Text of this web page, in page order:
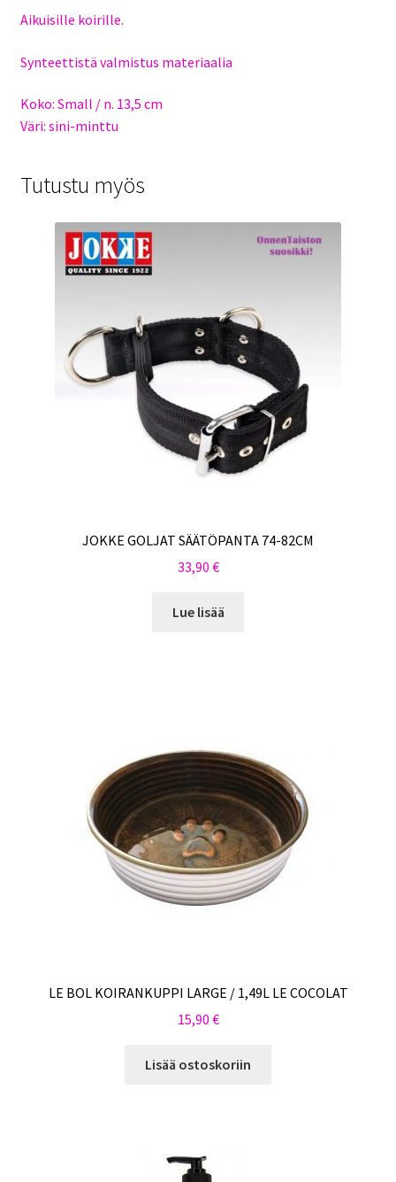
Aikuisille koirille.
Synteettistä valmistus materiaalia
Koko: Small / n. 13,5 cm
Väri: sini-minttu
Tutustu myös
JOKKE GOLJAT SÄÄTÖPANTA 74-82CM
33,90 €
Lue lisää
LE BOL KOIRANKUPPI LARGE / 1,49L LE COCOLAT
15,90 €
Lisää ostoskoriin